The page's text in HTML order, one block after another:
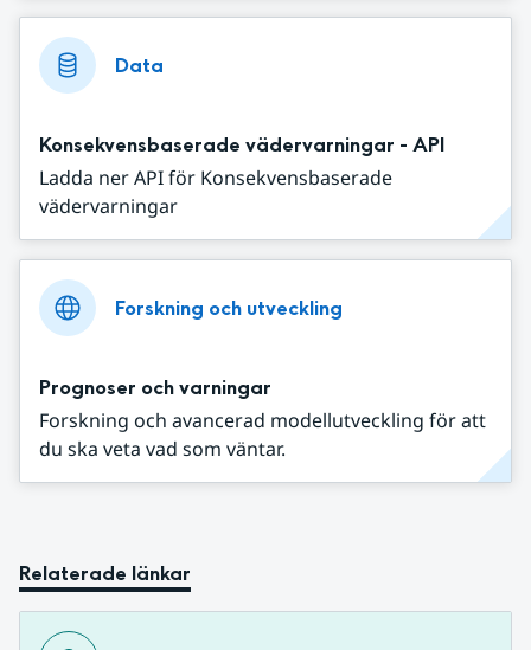
Data
Konsekvensbaserade vädervarningar - API
Ladda ner API för Konsekvensbaserade
vädervarningar
Forskning och utveckling
Prognoser och varningar
Forskning och avancerad modellutveckling för att
du ska veta vad som väntar.
Relaterade länkar